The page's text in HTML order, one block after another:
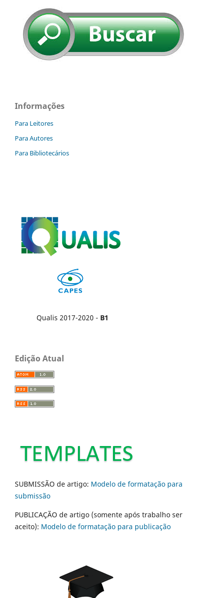
Informações
Para Leitores
Para Autores
Para Bibliotecários
Qualis 2017-2020 - B1
Edição Atual
SUBMISSÃO de artigo: Modelo de formatação para
submissão
PUBLICAÇÃO de artigo (somente após trabalho ser
aceito): Modelo de formatação para publicação